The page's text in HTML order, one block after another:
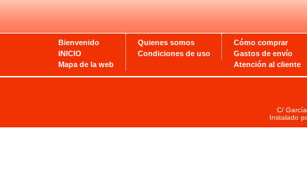
Bienvenido
INICIO
Mapa de la web
Quienes somos
Condiciones de uso
Cómo comprar
Gastos de envío
Atención al cliente
C/
Instalado